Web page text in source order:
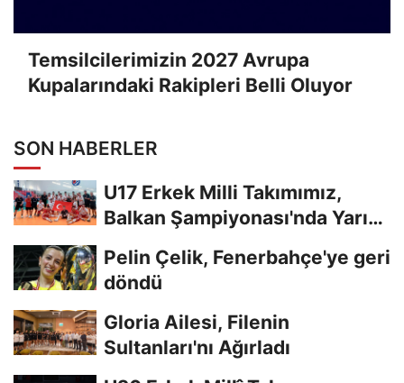
Temsilcilerimizin 2027 Avrupa
Kupalarındaki Rakipleri Belli Oluyor
SON HABERLER
U17 Erkek Milli Takımımız,
Balkan Şampiyonası'nda Yarı
Pelin Çelik, Fenerbahçe'ye geri
döndü
Gloria Ailesi, Filenin
Sultanları'nı Ağırladı